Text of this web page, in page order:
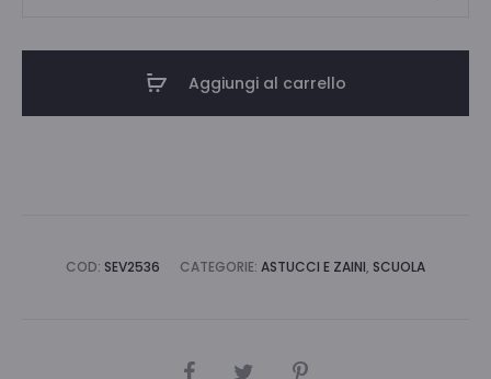
Aggiungi al carrello
COD: SEV2536 CATEGORIE: ASTUCCI E ZAINI, SCUOLA
CONDIVIDI